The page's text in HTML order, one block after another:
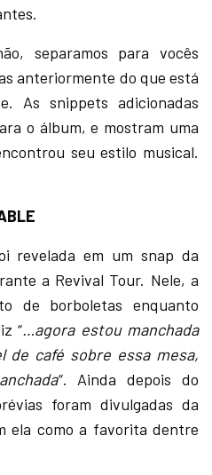
separamos para vocês
anteriormente do que está
As snippets adicionadas
o álbum, e mostram uma
seu estilo musical.
revelada em um snap da
a Revival Tour. Nele, a
de borboletas enquanto
“…agora estou manchada
de café sobre essa mesa,
“. Ainda depois do
foram divulgadas da
ela como a favorita dentre